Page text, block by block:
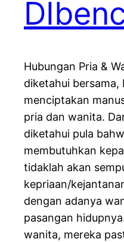
Hubungan Pria &
diketahui bersama,
menciptakan
pria dan wanita.
diketahui pula
membutuhkan
tidaklah akan
kepriaan/
dengan adanya
pasangan
wanita, mereka